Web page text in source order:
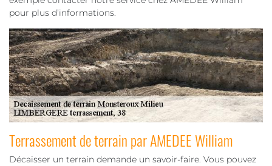
pour plus d’informations.
Terrassement de terrain par AMEDEE William
Décaisser un terrain demande un savoir-faire. Vous pouvez